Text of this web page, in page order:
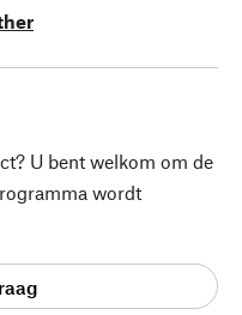
U bent welkom om de
wordt